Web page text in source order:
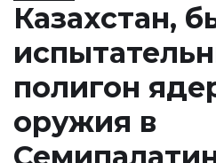
Казахстан,
полигон
оружия в